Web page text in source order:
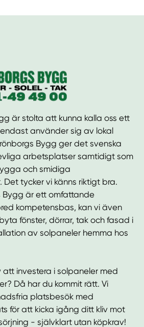
är stolta att kunna kalla oss ett
använder sig av lokal
Bygg ger det svenska
arbetsplatser samtidigt som
och smidiga
Det tycker vi känns riktigt bra.
Bygg är ett omfattande
kompetensbas, kan vi även
fönster, dörrar, tak och fasad i
av solpaneler hemma hos
att investera i solpaneler med
Då har du kommit rätt. Vi
platsbesök med
för att kicka igång ditt kliv mot
- självklart utan köpkrav!